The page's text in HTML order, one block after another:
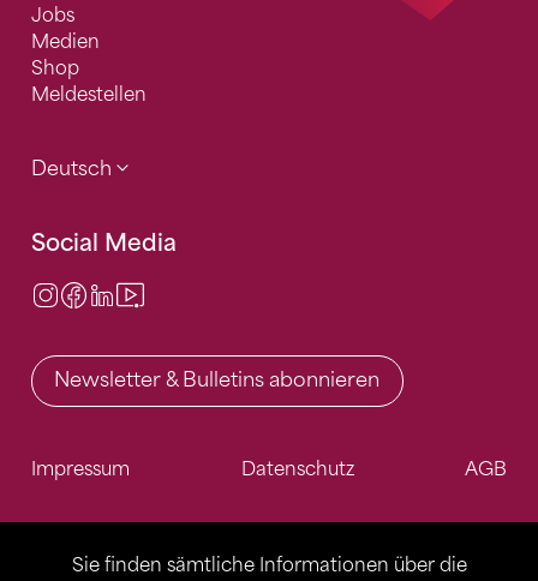
Sie finden sämtliche Informationen über die
Jobs
Medien
Shop
Meldestellen
Deutsch
Social Media
Instagram
Facebook
LinkedIn
Newsletter & Bulletins abonnieren
Impressum Datenschutz AGB